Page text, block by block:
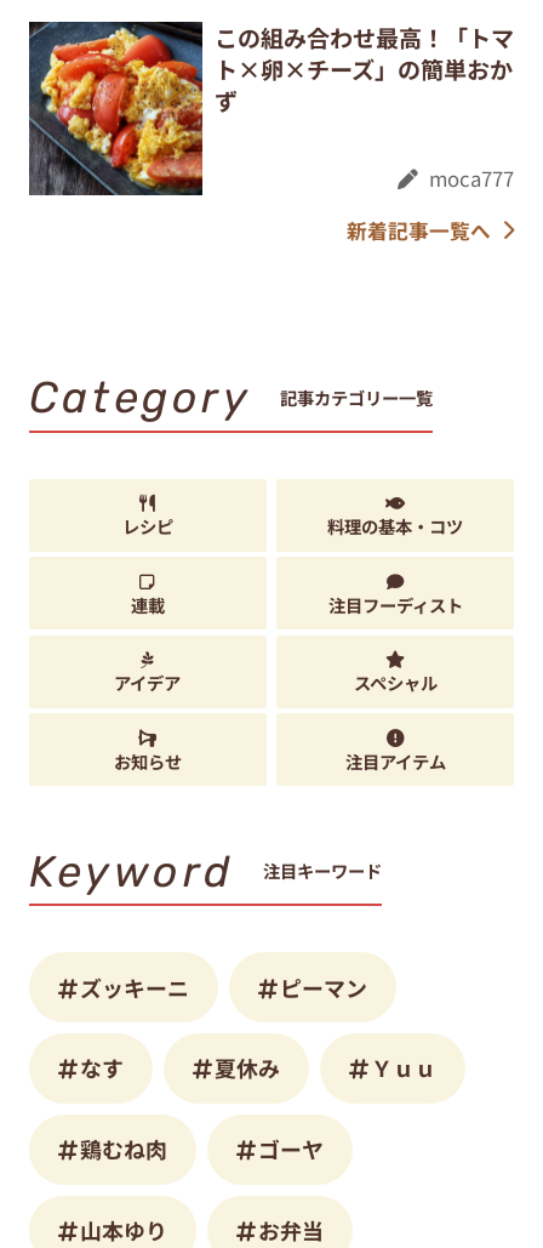
この組み合わせ最高！「トマ
ト×卵×チーズ」の簡単おか
ず
moca777
新着記事一覧へ
Category 記事カテゴリー一覧
レシピ 料理の基本・コツ
連載 注目フーディスト
アイデア スペシャル
お知らせ 注目アイテム
Keyword 注目キーワード
ズッキーニ ピーマン
なす 夏休み Ｙｕｕ
鶏むね肉 ゴーヤ
山本ゆり お弁当